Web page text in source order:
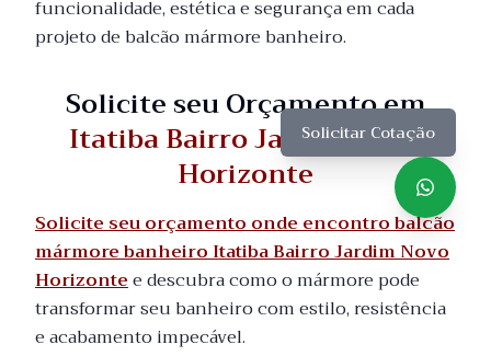
funcionalidade, estética e segurança em cada
projeto de balcão mármore banheiro.
Solicite seu Orçamento em
Itatiba Bairro Jardim Novo
Horizonte
Solicite seu orçamento onde encontro balcão
mármore banheiro Itatiba Bairro Jardim Novo
Horizontee descubra como o mármore pode
transformar seu banheiro com estilo, resistência
e acabamento impecável.
Solicitar Cotação